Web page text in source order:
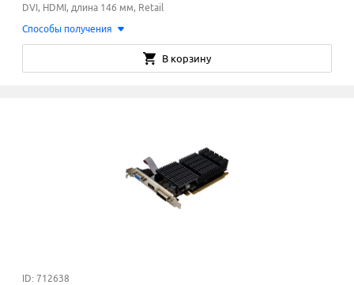
DVI, HDMI, длина 146 мм, Retail
Способы получения
В корзину
ID: 712638